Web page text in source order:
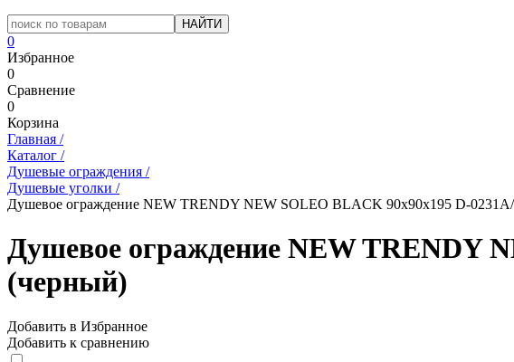
0
Избранное
0
Сравнение
0
Корзина
Главная /
Каталог /
Душевые ограждения /
Душевые уголки /
Душевое ограждение NEW TRENDY NEW SOLEO BLACK 90x90x195 D-
Душевое ограждение NEW TRENDY
(черный)
Добавить в Избранное
Добавить к сравнению